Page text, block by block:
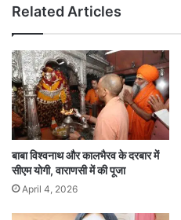
Related Articles
बाबा विश्वनाथ और कालभैरव के दरबार में
सीएम योगी, वाराणसी में की पूजा
April 4, 2026